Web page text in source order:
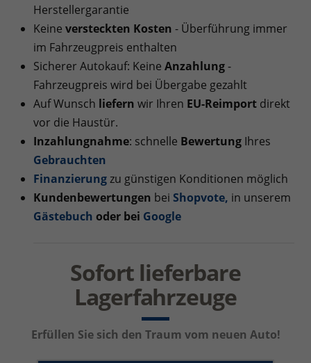
Herstellergarantie
Keine versteckten Kosten - Überführung immer
im Fahrzeugpreis enthalten
Sicherer Autokauf: Keine Anzahlung-
Fahrzeugpreis wird bei Übergabe gezahlt
Auf Wunsch liefern wir Ihren EU-Reimport direkt
vor die Haustür.
Inzahlungnahme: schnelle Bewertung Ihres
Gebrauchten
Finanzierungzu günstigen Konditionen möglich
Kundenbewertungen bei Shopvote, in unserem
Gästebuch oder bei Google
Sofort lieferbare
Lagerfahrzeuge
Erfüllen Sie sich den Traum vom neuen Auto!